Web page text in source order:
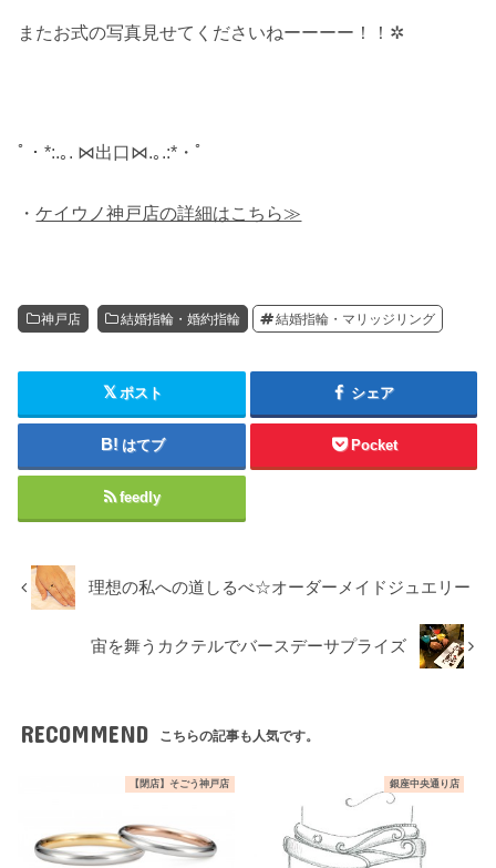
またお式の写真見せてくださいねーーーー！！✲
ﾟ・*:.｡. ⋈出口⋈.｡.:*・ﾟ
・ケイウノ神戸店の詳細はこちら≫
神戸店 結婚指輪・婚約指輪 結婚指輪・マリッジリング
ポスト シェア
はてブ Pocket
feedly
理想の私への道しるべ☆オーダーメイドジュエリー
宙を舞うカクテルでバースデーサプライズ
RECOMMEND こちらの記事も人気です。
【閉店】そごう神戸店 銀座中央通り店